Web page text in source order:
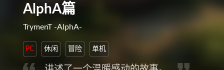
AlphA篇
TrymenT -AlphA-
PC 休闲 冒险 单机